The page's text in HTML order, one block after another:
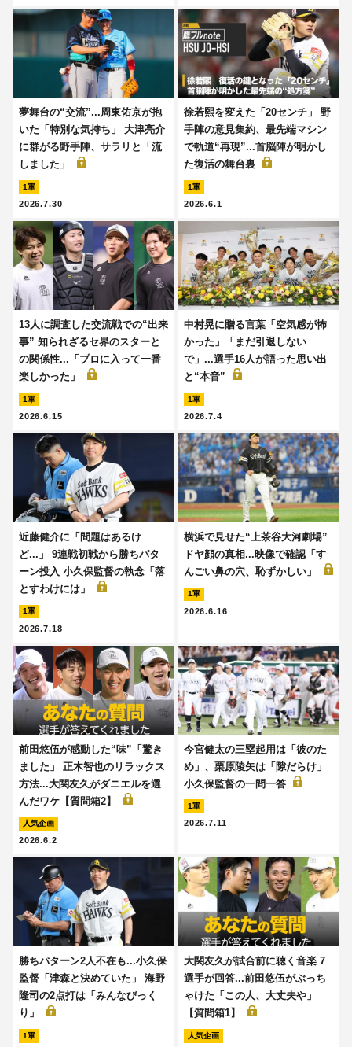
夢舞台の“交流”...周東佑京が抱
いた「特別な気持ち」 大津亮介
に群がる野手陣、サラリと「流
しました」
1軍
2026.7.30
徐若熙を変えた「20センチ」 野
手陣の意見集約、最先端マシン
で軌道“再現”...首脳陣が明かし
た復活の舞台裏
1軍
2026.6.1
13人に調査した交流戦での“出来
事” 知られざるセ界のスターと
の関係性...「プロに入って一番
楽しかった」
1軍
2026.6.15
中村晃に贈る言葉「空気感が怖
かった」「まだ引退しない
で」...選手16人が語った思い出
と“本音”
1軍
2026.7.4
近藤健介に「問題はあるけ
ど...」 9連戦初戦から勝ちパタ
ーン投入 小久保監督の執念「落
とすわけには」
1軍
2026.7.18
横浜で見せた“上茶谷大河劇場”
ドヤ顔の真相...映像で確認「す
んごい鼻の穴、恥ずかしい」
1軍
2026.6.16
前田悠伍が感動した“味”「驚き
ました」 正木智也のリラックス
方法...大関友久がダニエルを選
んだワケ【質問箱2】
人気企画
2026.6.2
今宮健太の三塁起用は「彼のた
め」、栗原陵矢は「隙だらけ」
小久保監督の一問一答
1軍
2026.7.11
勝ちパターン2人不在も...小久保
監督「津森と決めていた」 海野
隆司の2点打は「みんなびっく
り」
1軍
大関友久が試合前に聴く音楽 7
選手が回答...前田悠伍がぶっち
ゃけた「この人、大丈夫や」
【質問箱1】
人気企画